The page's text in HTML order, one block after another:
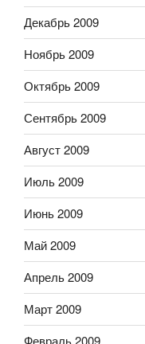
Декабрь 2009
Ноябрь 2009
Октябрь 2009
Сентябрь 2009
Август 2009
Июль 2009
Июнь 2009
Май 2009
Апрель 2009
Март 2009
Февраль 2009